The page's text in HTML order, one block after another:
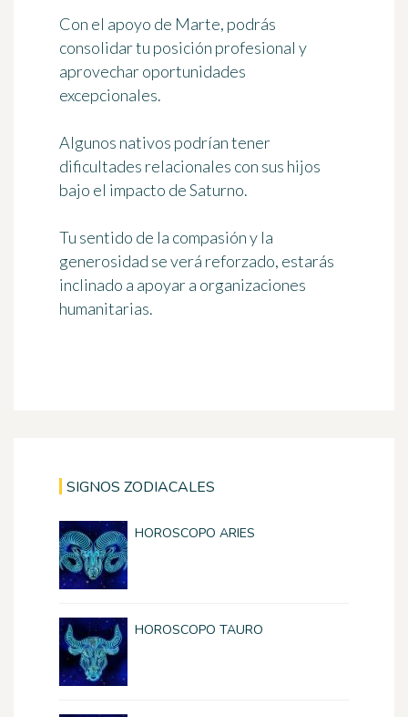
Con el apoyo de Marte, podrás
consolidar tu posición profesional y
aprovechar oportunidades
excepcionales.
Algunos nativos podrían tener
dificultades relacionales con sus hijos
bajo el impacto de Saturno.
Tu sentido de la compasión y la
generosidad se verá reforzado, estarás
inclinado a apoyar a organizaciones
humanitarias.
SIGNOS ZODIACALES
HOROSCOPO ARIES
HOROSCOPO TAURO